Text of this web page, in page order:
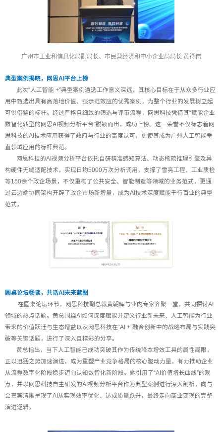
广州市工业和信息化局副局长、市民营经济和中小企业局局长 黄符伟
典型案例揭晓，网思AI平台上榜
此次“人工智能 +”典型案例遴选工作意义深远，其核心目标在于从众多行业应
用中甄选出具有高落地价值、强示范效应的优秀案例，为整个行业的发展树立起
可供借鉴的标杆。经过严格且细致的筛选与评审流程，网思科技凭借其“赋能企业
数智化转型的网思AI视频分析平台”脱颖而出，成功上榜。这一荣誉不仅标志着网
思科技的AI技术应用获得了政府与行业的高度认可，更使其成为广州人工智能垂
直领域应用的标杆典范。
网思科技的AI视频分析平台依托自研精准感知算法、动态稀疏推理引擎及异
构硬件无缝适配技术，实现日均5000万次分析调用，支撑了雪亮工程、工业质检
等150余个政企场景，不仅重构了公共安全、智能制造等领域的业务范式，更通
过云边端协同架构开辟了政企市场新增量，成为AI技术深度赋能千行百业的典型
范式。
圆桌论坛畅谈，共话AI未来蓝图
在圆桌论坛环节，网思科技副总裁黄朝晖与业内专家齐聚一堂，共同探讨AI
领域的热点话题。黄总围绕AI如何深度赋能并定义行业新未来、人工智能为行业
带来的价值跃迁与生态增益以及网思科技在“AI +”融合创新中的战略布局与实践突
破等关键话题，进行了深入且精彩的分享。
黄总指出，当下人工智能已成功突破其作为传统降本增效工具的属性局限，
正以迅猛之势加速演进，成为重塑产业竞争格局的核心驱动力量，有力推动企业
从流程数字化阶段稳步迈向认知数智化新阶段。她引用了“AI价值增长曲线”的观
点，并以网思科技自主研发的AI视频分析平台作为典型案例进行深入剖析，向与
会嘉宾清晰呈现了AI从实现效率优化、达成质量跃升，最终走向商业变现的完整
演进逻辑。